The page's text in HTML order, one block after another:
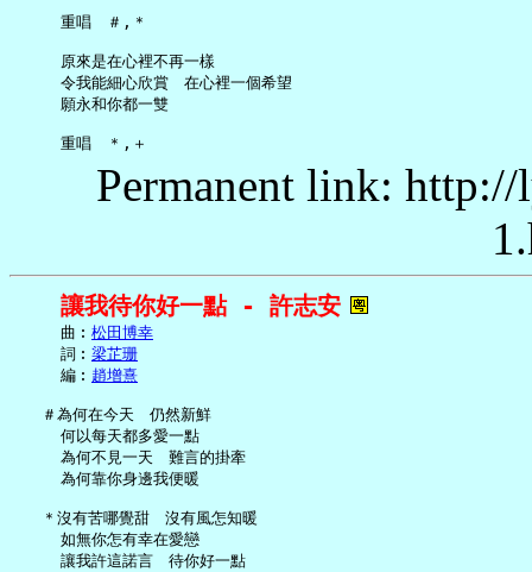
     重唱　＃,＊
     原來是在心裡不再一樣
     令我能細心欣賞　在心裡一個希望
     願永和你都一雙
Permanent link:
讓我待你好一點 - 許志安
     曲︰
松田博幸
     詞︰
梁芷珊
     編︰
趙增熹
   ＃為何在今天　仍然新鮮
     何以每天都多愛一點
     為何不見一天　難言的掛牽
     為何靠你身邊我便暖
   ＊沒有苦哪覺甜　沒有風怎知暖
     如無你怎有幸在愛戀
     讓我許這諾言　待你好一點